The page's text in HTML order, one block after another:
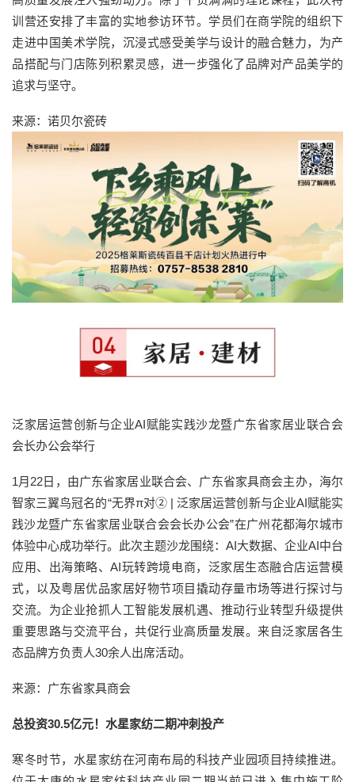
训营还安排了丰富的实地参访环节。学员们在商学院的组织下
走进中国美术学院，沉浸式感受美学与设计的融合魅力，为产
品搭配与门店陈列积累灵感，进一步强化了品牌对产品美学的
追求与坚守。
来源：诺贝尔瓷砖
泛家居运营创新与企业AI赋能实践沙龙暨广东省家居业联合会
会长办公会举行
1月22日，由广东省家居业联合会、广东省家具商会主办，海尔
智家三翼鸟冠名的“无界π对② | 泛家居运营创新与企业AI赋能实
践沙龙暨广东省家居业联合会会长办公会”在广州花都海尔城市
体验中心成功举行。此次主题沙龙围绕：AI大数据、企业AI中台
应用、出海策略、AI玩转跨境电商，泛家居生态融合店运营模
式，以及粤居优品家居好物节项目撬动存量市场等进行探讨与
交流。为企业抢抓人工智能发展机遇、推动行业转型升级提供
重要思路与交流平台，共促行业高质量发展。来自泛家居各生
态品牌方负责人30余人出席活动。
来源：广东省家具商会
总投资30.5亿元！水星家纺二期冲刺投产
寒冬时节，水星家纺在河南布局的科技产业园项目持续推进。